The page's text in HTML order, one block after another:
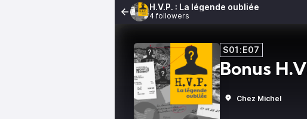
H.V.P. : La légende oubliée
4 followers
S01:E07
Bonus
Chez Michel